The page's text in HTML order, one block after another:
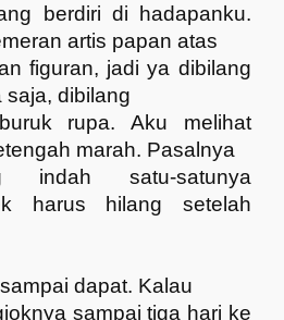
berdiri di hadapanku.
artis papan atas
figuran, jadi ya dibilang
saja, dibilang
rupa. Aku melihat
marah. Pasalnya
indah satu-satunya
harus hilang setelah
dapat. Kalau
sampai tiga hari ke